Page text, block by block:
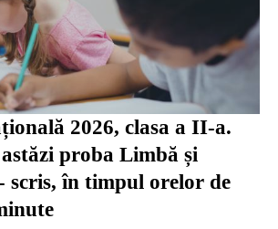
2026, clasa a II-a.
proba Limbă și
scris, în timpul orelor de